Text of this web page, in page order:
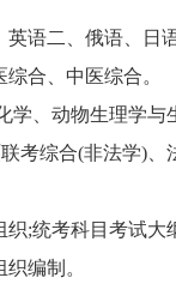
语二、俄语、日
合、中医综合。
、动物生理学与
考综合(非法学)、
统考科目考试大
编制。